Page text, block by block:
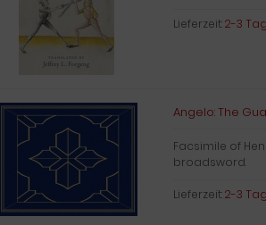
Lieferzeit:2-3
Angelo: The
Facsimile of
broadsword.
Lieferzeit:2-3